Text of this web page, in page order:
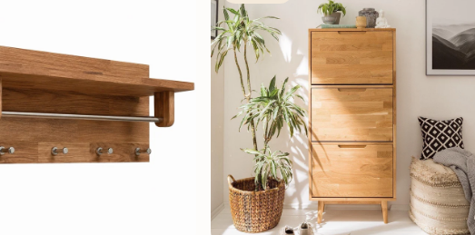
Oxford NordicStory
Mauritz NordicStory
Milan NordicStory
Moritz NordicStory
Regal NordicStory
Runa NordicStory